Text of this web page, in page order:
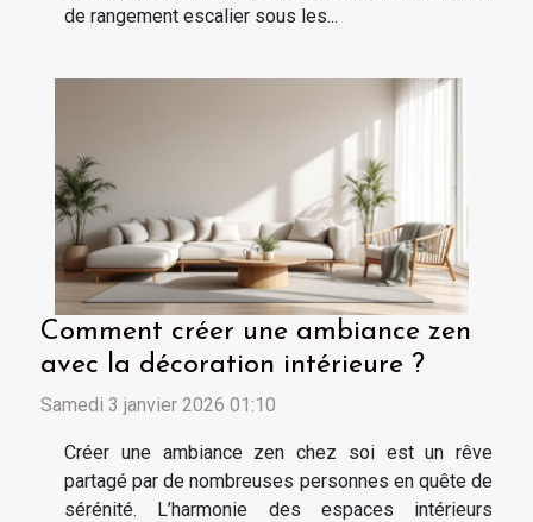
de rangement escalier sous les...
Comment créer une ambiance zen
avec la décoration intérieure ?
Samedi 3 janvier 2026 01:10
Créer une ambiance zen chez soi est un rêve
partagé par de nombreuses personnes en quête de
sérénité. L’harmonie des espaces intérieurs